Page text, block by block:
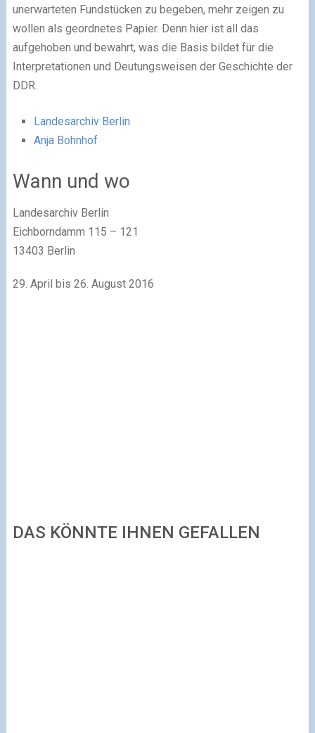
unerwarteten Fundstücken zu begeben, mehr zeigen zu
wollen als geordnetes Papier. Denn hier ist all das
aufgehoben und bewahrt, was die Basis bildet für die
Inter­pretationen und Deutungs­weisen der Geschichte der
DDR.
Landesarchiv Berlin
Anja Bohnhof
Wann und wo
Landesarchiv Berlin
Eichborndamm 115 – 121
13403 Berlin
29. April bis 26. August 2016
DAS KÖNNTE IHNEN GEFALLEN